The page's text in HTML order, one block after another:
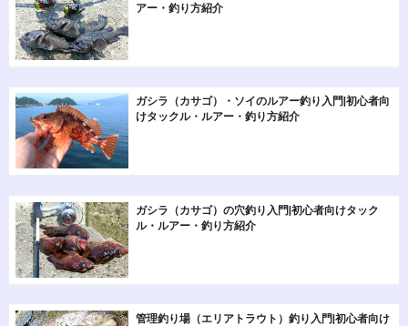
アー・釣り方紹介
ガシラ（カサゴ）・ソイのルアー釣り入門|初心者向
けタックル・ルアー・釣り方紹介
ガシラ（カサゴ）の穴釣り入門|初心者向けタック
ル・ルアー・釣り方紹介
管理釣り場（エリアトラウト）釣り入門|初心者向け